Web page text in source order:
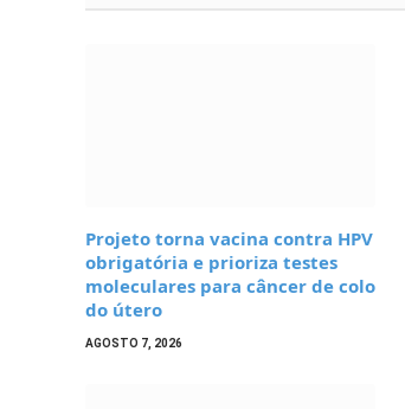
Projeto torna vacina contra HPV
obrigatória e prioriza testes
moleculares para câncer de colo
do útero
AGOSTO 7, 2026